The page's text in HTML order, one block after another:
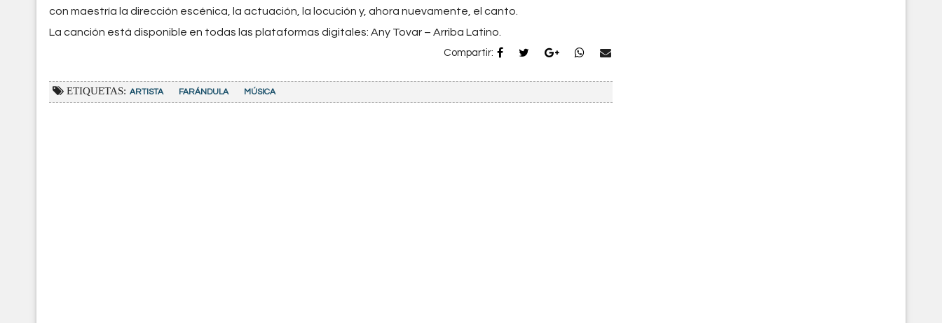
con maestría la dirección escénica, la actuación, la locución y, ahora nuevamente, el canto.
La canción está disponible en todas las plataformas digitales: Any Tovar – Arriba Latino.
Compartir:
ETIQUETAS: ARTISTA FARÁNDULA MÚSICA